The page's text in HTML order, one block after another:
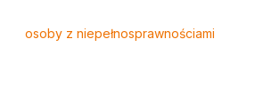
osoby z niepełnosprawnościami